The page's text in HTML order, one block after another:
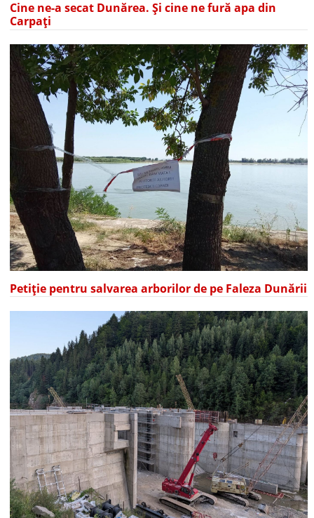
Cine ne-a secat Dunărea. Și cine ne fură apa din
Carpați
Petiție pentru salvarea arborilor de pe Faleza Dunării